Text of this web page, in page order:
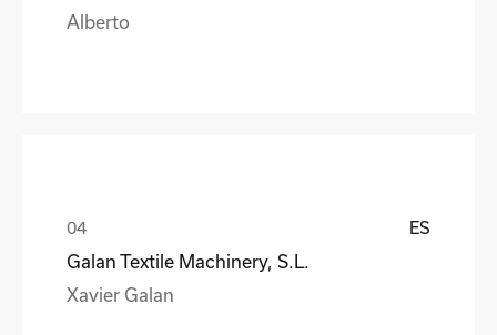
Alberto
ES
Galan Textile Machinery, S.L.
Xavier Galan